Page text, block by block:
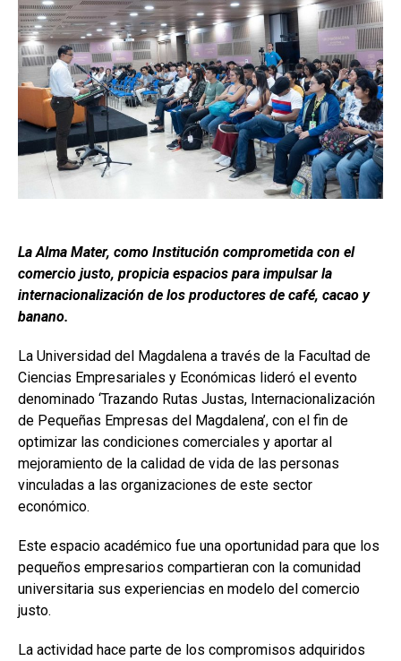
La Alma Mater, como Institución comprometida con el
comercio justo, propicia espacios para impulsar la
internacionalización de los productores de café, cacao y
banano.
La Universidad del Magdalena a través de la Facultad de
Ciencias Empresariales y Económicas lideró el evento
denominado ‘Trazando Rutas Justas, Internacionalización
de Pequeñas Empresas del Magdalena’, con el fin de
optimizar las condiciones comerciales y aportar al
mejoramiento de la calidad de vida de las personas
vinculadas a las organizaciones de este sector
económico.
Este espacio académico fue una oportunidad para que los
pequeños empresarios compartieran con la comunidad
universitaria sus experiencias en modelo del comercio
justo.
La actividad hace parte de los compromisos adquiridos